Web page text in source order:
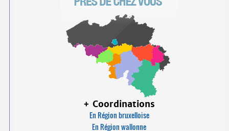
+ Coordinations
En Région bruxelloise
En Région wallonne